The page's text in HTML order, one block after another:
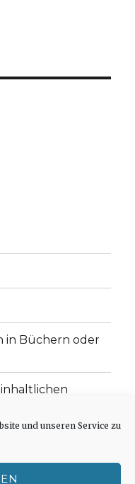
und unseren Service zu
in Büchern oder